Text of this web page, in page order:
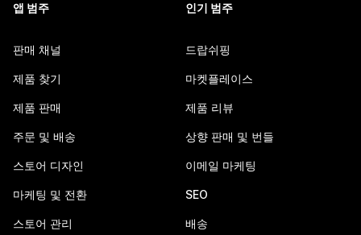
앱 범주
판매 채널
제품 찾기
제품 판매
주문 및 배송
스토어 디자인
마케팅 및 전환
스토어 관리
인기 범주
드랍쉬핑
마켓플레이스
제품 리뷰
상향 판매 및 번들
이메일 마케팅
SEO
배송